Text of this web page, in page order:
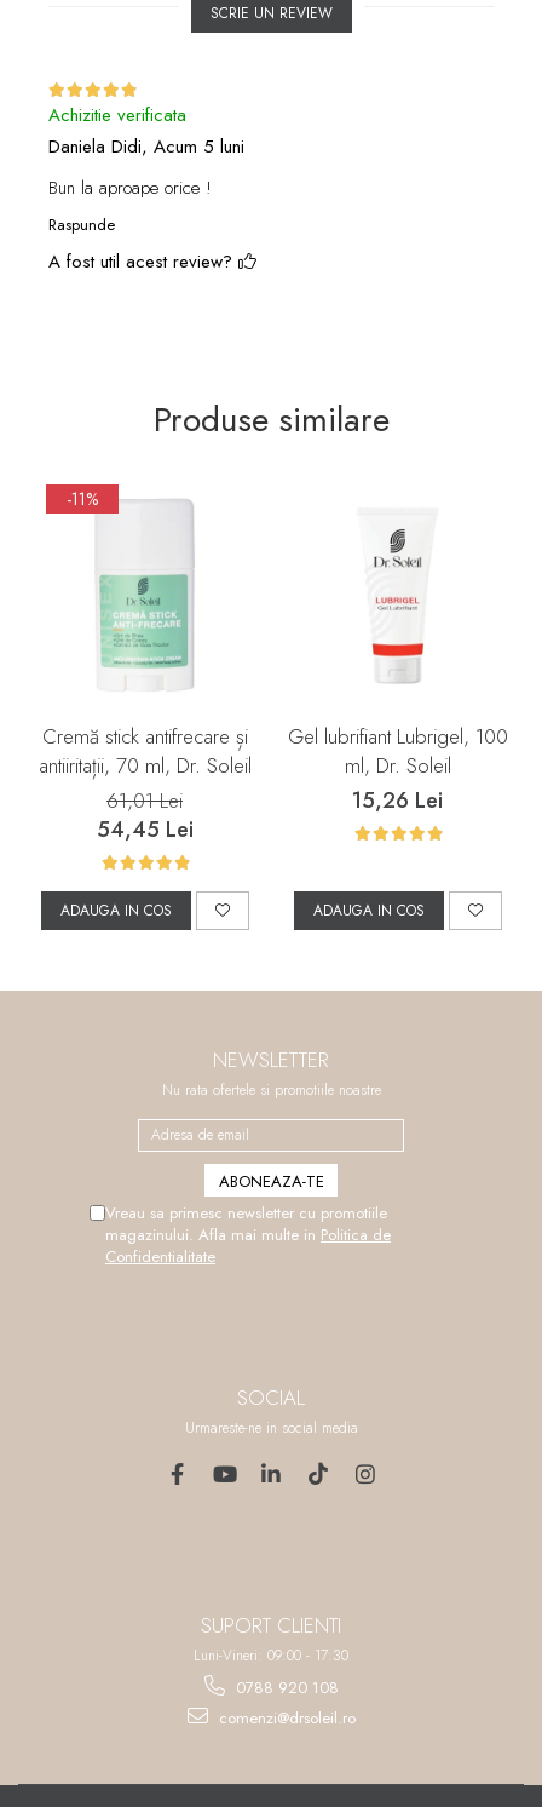
SCRIE UN REVIEW
Achizitie verificata
Daniela Didi, Acum 5 luni
Bun la aproape orice !
Raspunde
A fost util acest review?
Produse similare
-11%
Cremă stick antifrecare și
antiiritații, 70 ml, Dr. Soleil
61,01 Lei
54,45 Lei
ADAUGA IN COS
Gel lubrifiant Lubrigel, 100
ml, Dr. Soleil
15,26 Lei
ADAUGA IN COS
NEWSLETTER
Nu rata ofertele si promotiile noastre
Vreau sa primesc newsletter cu promotiile
magazinului. Afla mai multe in Politica de
Confidentialitate
SOCIAL
Urmareste-ne in social media
SUPORT CLIENTI
Luni-Vineri: 09:00 - 17:30
0788 920 108
comenzi@drsoleil.ro